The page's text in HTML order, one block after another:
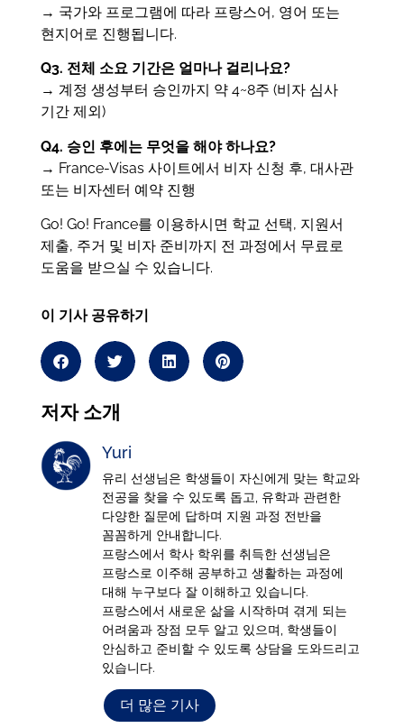
→ 국가와 프로그램에 따라 프랑스어, 영어 또는
현지어로 진행됩니다.
Q3. 전체 소요 기간은 얼마나 걸리나요?
→ 계정 생성부터 승인까지 약 4~8주 (비자 심사
기간 제외)
Q4. 승인 후에는 무엇을 해야 하나요?
→ France-Visas 사이트에서 비자 신청 후, 대사관
또는 비자센터 예약 진행
Go! Go! France를 이용하시면 학교 선택, 지원서
제출, 주거 및 비자 준비까지 전 과정에서 무료로
도움을 받으실 수 있습니다.
이 기사 공유하기
저자 소개
Yuri
유리 선생님은 학생들이 자신에게 맞는 학교와
전공을 찾을 수 있도록 돕고, 유학과 관련한
다양한 질문에 답하며 지원 과정 전반을
꼼꼼하게 안내합니다.
프랑스에서 학사 학위를 취득한 선생님은
프랑스로 이주해 공부하고 생활하는 과정에
대해 누구보다 잘 이해하고 있습니다.
프랑스에서 새로운 삶을 시작하며 겪게 되는
어려움과 장점 모두 알고 있으며, 학생들이
안심하고 준비할 수 있도록 상담을 도와드리고
있습니다.
더 많은 기사